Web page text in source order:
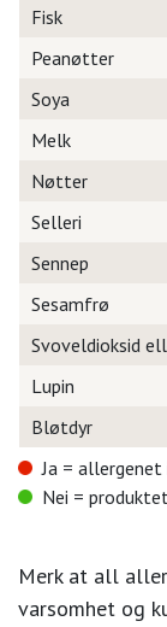
Fisk
Peanøtter
Soya
Melk
Nøtter
Selleri
Sennep
Sesamfrø
Svoveldioksid
Lupin
Bløtdyr
Ja =
Nei =
Merk at all
varsomhet og